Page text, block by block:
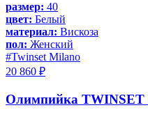
размер: 40
цвет: Белый
материал: Вискоза
пол: Женский
#Twinset Milano
20 860 ₽
Олимпийка